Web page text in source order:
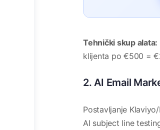
Tehnički skup alata:
klijenta po €500 =
2. AI Email
Postavljanje
AI subject line